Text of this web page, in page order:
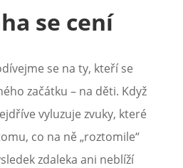
se cení
se na ty, kteří se
začátku – na děti. Když
vyluzuje zvuky, které
co na ně „roztomile“
zdaleka ani neblíží